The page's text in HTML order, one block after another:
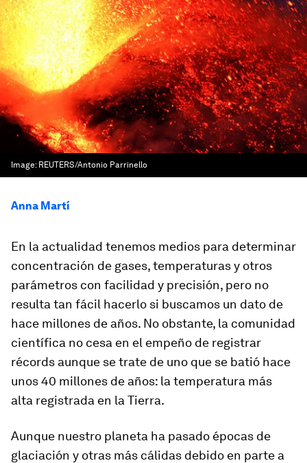
Image: REUTERS/Antonio Parrinello
Anna Martí
En la actualidad tenemos medios para determinar
concentración de gases, temperaturas y otros
parámetros con facilidad y precisión, pero no
resulta tan fácil hacerlo si buscamos un dato de
hace millones de años. No obstante, la comunidad
científica no cesa en el empeño de registrar
récords aunque se trate de uno que se batió hace
unos 40 millones de años: la temperatura más
alta registrada en la Tierra.
Aunque nuestro planeta ha pasado épocas de
glaciación y otras más cálidas debido en parte a